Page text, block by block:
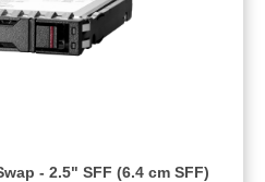
- 2.5" SFF (6.4 cm SFF)